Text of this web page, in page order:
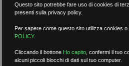
Nessun risultato.Rimuovi filtri
Questo sito potrebbe fare uso di cookies di
presenti sulla privacy policy.
Per sapere come questo sito utilizza cookies o
POLICY.
Cliccando il bottone Ho capito ,confermi il tuo
alcuni piccoli blocchi di dati sul tuo computer.